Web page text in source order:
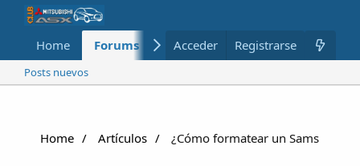
Home Forums Nuevo Miembros
Acceder Registrarse
Posts nuevos
Home Artículos ¿Cómo formatear un Samsung